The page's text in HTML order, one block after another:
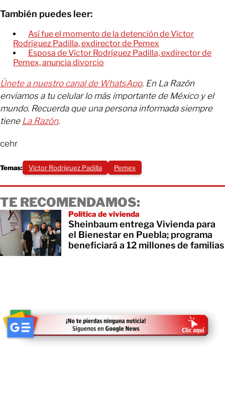
También puedes leer:
Así fue el momento de la detención de Víctor
Rodríguez Padilla, exdirector de Pemex
Esposa de Víctor Rodríguez Padilla, exdirector de
Pemex, anuncia divorcio
Únete a nuestro canal de WhatsApp. En La Razón
enviamos a tu celular lo más importante de México y el
mundo. Recuerda que una persona informada siempre
tiene La Razón.
cehr
Temas: Víctor Rodríguez Padilla Pemex
TE RECOMENDAMOS:
Política de vivienda
Sheinbaum entrega Vivienda para
el Bienestar en Puebla; programa
beneficiará a 12 millones de familias